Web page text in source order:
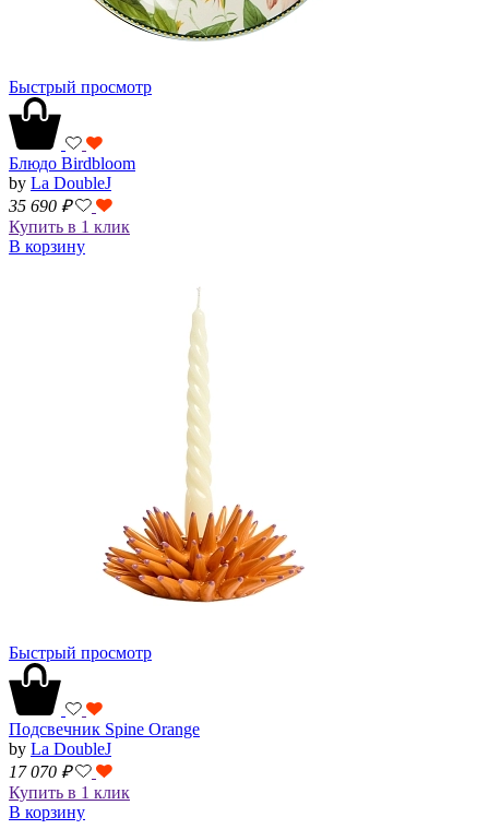
Быстрый просмотр
Блюдо Birdbloom
by La DoubleJ
35 690 ₽
Купить в 1 клик
В корзину
Быстрый просмотр
Подсвечник Spine Orange
by La DoubleJ
17 070 ₽
Купить в 1 клик
В корзину